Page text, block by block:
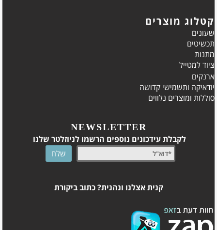
קטלוג מוצרים
שעונים
תכשיטים
מתנות
ציוד למטייל
ארנקים
יודאיקה ותשמישי קדושה
סוללות ומוצרים נלווים
NEWSLETTER
לקבלת עידכונים נוספים הרשמו לניוזלטר שלנו
קנית אצלנו ונהנית? כתוב ביקורת